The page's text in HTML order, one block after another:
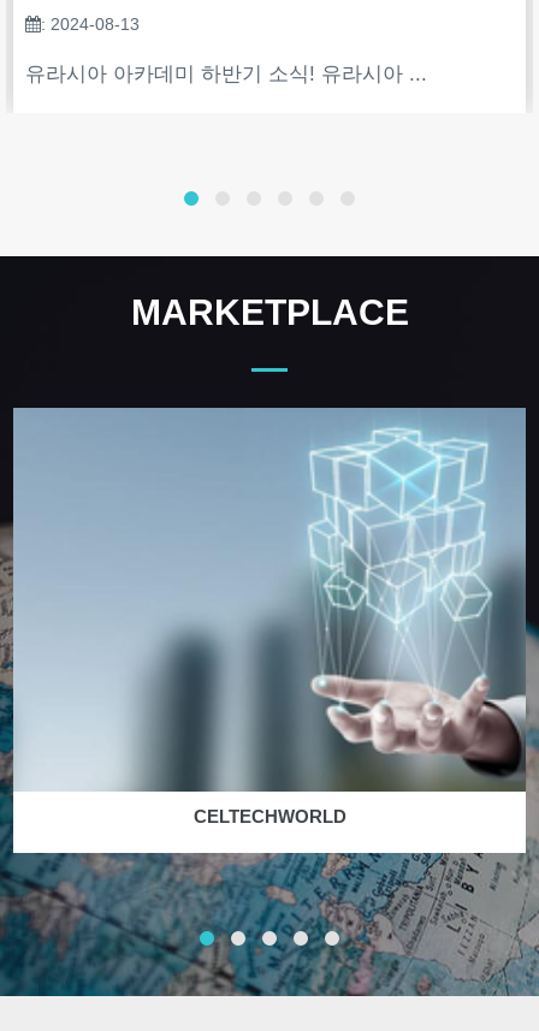
: 2024-08-13
유라시아 아카데미 하반기 소식! 유라시아 ...
MARKETPLACE
CELTECHWORLD